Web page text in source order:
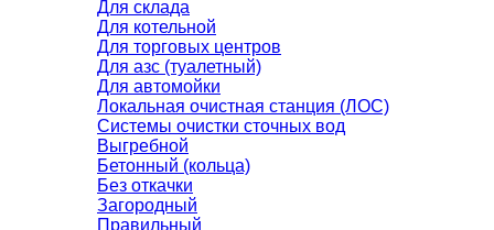
Для склада
Для котельной
Для торговых центров
Для азс (туалетный)
Для автомойки
Локальная очистная станция (ЛОС)
Системы очистки сточных вод
Выгребной
Бетонный (кольца)
Без откачки
Загородный
Правильный